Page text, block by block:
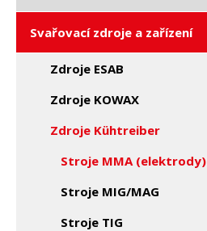
Svařovací zdroje a zařízení
Zdroje ESAB
Zdroje KOWAX
Zdroje Kühtreiber
Stroje MMA (elektrody)
Stroje MIG/MAG
Stroje TIG